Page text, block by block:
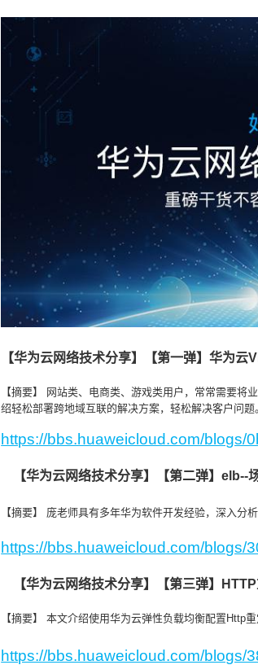
【华为云网络技术分享】【第一弹】华为云
【摘要】 网站类、电商类、游戏类用户，常常需要
绍轻松部署跨地域互联的解决方案，轻松解决客户问题
https://bbs.huaweicloud.com/blogs/
【华为云网络技术分享】【第二弹】elb--
【摘要】 庞老师具有多年华为软件开发经验，深入分
https://bbs.huaweicloud.com/blogs/
【华为云网络技术分享】【第三弹】
【摘要】 本文介绍使用华为云弹性负载均衡配置Http
https://bbs.huaweicloud.com/blogs/